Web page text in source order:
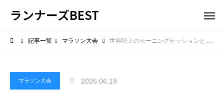
ランナーズBEST
記事一覧 マラソン大会 世界陸上のモーニングセッションとは何か？予選を楽しむための基礎知識
マラソン大会 2026.06.19